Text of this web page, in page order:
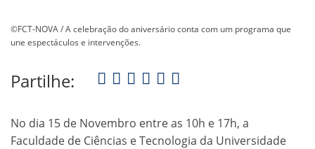
©FCT-NOVA / A celebração do aniversário conta com um programa que
une espectáculos e intervenções.
Partilhe:
No dia 15 de Novembro entre as 10h e 17h, a
Faculdade de Ciências e Tecnologia da Universidade